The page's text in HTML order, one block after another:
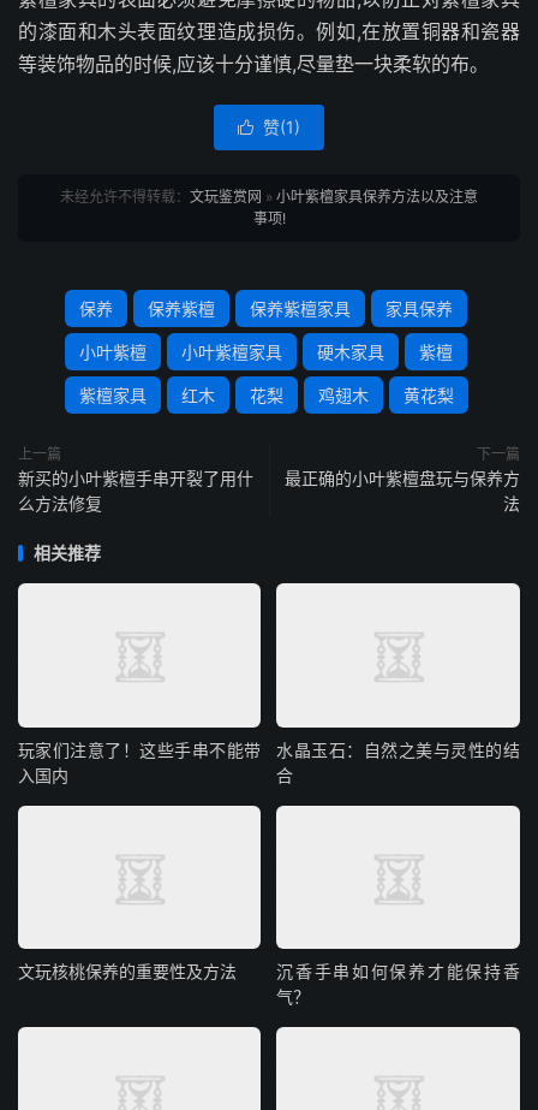
的漆面和木头表面纹理造成损伤。例如,在放置铜器和瓷器
等装饰物品的时候,应该十分谨慎,尽量垫一块柔软的布。
 赞(1)
未经允许不得转载： 文玩鉴赏网 » 小叶紫檀家具保养方法以及注意
事项!
保养 保养紫檀 保养紫檀家具 家具保养
小叶紫檀 小叶紫檀家具 硬木家具 紫檀
紫檀家具 红木 花梨 鸡翅木 黄花梨
上一篇
新买的小叶紫檀手串开裂了用什
么方法修复
下一篇
最正确的小叶紫檀盘玩与保养方
法
相关推荐
玩家们注意了！这些手串不能带
入国内
水晶玉石：自然之美与灵性的结
合
文玩核桃保养的重要性及方法
沉香手串如何保养才能保持香
气？